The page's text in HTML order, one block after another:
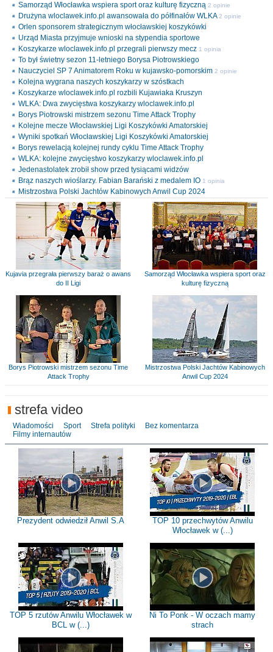
Samorząd Włocławka wspiera sport oraz kulturę fizyczną 2 opinie
Drużyna wloclawek.info.pl awansowała do półfinałów WLKA 2 opinie
Orlen sponsorem strategicznym włocławskiej koszykówki
Urząd Miasta przyjmuje wnioski na stypendia sportowe
Koszykarze wloclawek.info.pl przegrali pierwszy mecz 1 opinia
To był świetny sezon 11-letniego Borysa Piotrowskiego
Nauczyciel SP 7 Animatorem Roku w kujawsko-pomorskim 2 opinie
Kolejna wygrana naszych koszykarzy w szóstkach
Koszykarze wloclawek.info.pl rozbili Kujawiaka Kruszyn
WLKA: Dwa zwycięstwa koszykarzy wloclawek.info.pl
Borys Piotrowski mistrzem sezonu Time Attack Trophy
Kolejne mecze Włocławskiej Ligi Koszykówki Amatorskiej
Wyniki spotkań Włocławskiej Ligi Koszykówki Amatorskiej
Borys rewelacją kolejnej rundy cyklu Time Attack Trophy
WLKA: kolejne zwycięstwo koszykarzy wloclawek.info.pl
Jedenastolatek zrobił show przed tysiącami widzów
Brąz naszych wioślarzy. Fabian Barański z medalem IO 1 opinia
Mistrzostwa Polski Jachtów Kabinowych Anwil Cup 2024
Kujavia przegrała pierwszy baraż o awans
do II Ligi
Samorząd Włocławka wspiera sport oraz
kulturę fizyczną
Borys Piotrowski mistrzem sezonu Time
Attack Trophy
Mistrzostwa Polski Jachtów Kabinowych
Anwil Cup 2024
strefa video
Wiadomości Sport Strefa polityki
Bez komentarza
Filmy internautów
Prezydent odwiedził Anwil S.A
TOP 10 przechwytów Anwilu
Włocławek w (...)
TOP 5 rzutów Anwilu Włocławek w
BCL w (...)
Ni To Ponk - W oczach mamy
strach